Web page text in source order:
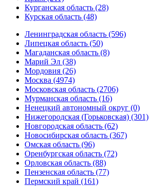
Курганская область (28)
Курская область (48)
Ленинградская область (596)
Липецкая область (50)
Магаданская область (8)
Марий Эл (38)
Мордовия (26)
Москва (4974)
Московская область (2706)
Мурманская область (16)
Ненецкий автономный округ (0)
Нижегородская (Горьковская) (301)
Новгородская область (62)
Новосибирская область (367)
Омская область (96)
Оренбургская область (72)
Орловская область (88)
Пензенская область (77)
Пермский край (161)